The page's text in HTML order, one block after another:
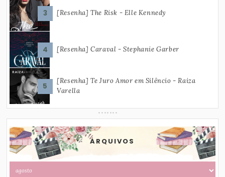
[Resenha] The Risk - Elle Kennedy
[Resenha] Caraval - Stephanie Garber
[Resenha] Te Juro Amor em Silêncio - Raiza
Varella
ARQUIVOS